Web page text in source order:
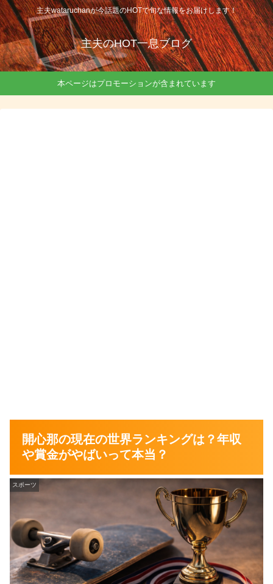
主夫wataruchanが今話題のHOTで旬な情報をお届けします！
主夫のHOT一息ブログ
本ページはプロモーションが含まれています
開心那の現在の世界ランキングは？年収
や賞金がやばいって本当？
スポーツ